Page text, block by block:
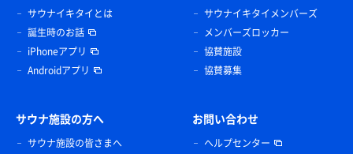
サウナイキタイとは
誕生時のお話
iPhoneアプリ
Androidアプリ
サウナイキタイメンバーズ
メンバーズロッカー
協賛施設
協賛募集
サウナ施設の方へ
サウナ施設の皆さまへ
お問い合わせ
ヘルプセンター